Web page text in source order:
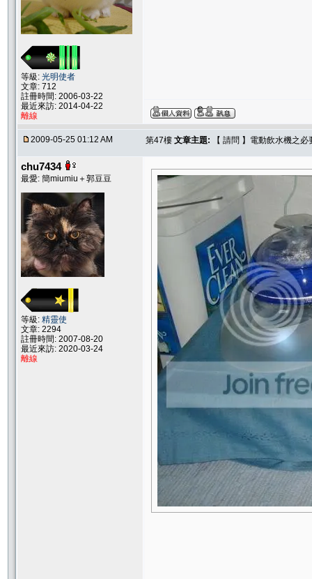
等級: 光明使者
文章: 712
註冊時間: 2006-03-22
最近來訪: 2014-04-22
離線
2009-05-25 01:12 AM 第47樓 文章主題: 【 請問 】電動飲水機之
chu7434
最愛: 簡miumiu＋郭豆豆
等級: 精靈使
文章: 2294
註冊時間: 2007-08-20
最近來訪: 2020-03-24
離線